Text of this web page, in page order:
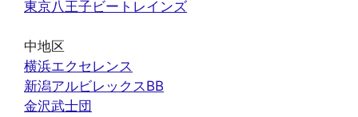
東京八王子ビートレインズ
中地区
横浜エクセレンス
新潟アルビレックスBB
金沢武士団